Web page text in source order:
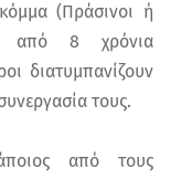
(Πράσινοι ή
από 8 χρόνια
διατυμπανίζουν
τους.
από τους